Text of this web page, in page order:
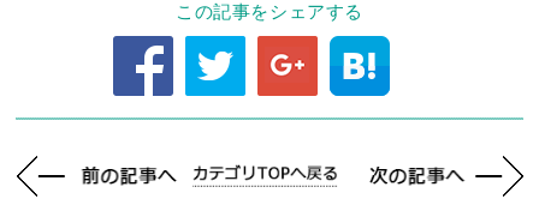
この記事をシェアする